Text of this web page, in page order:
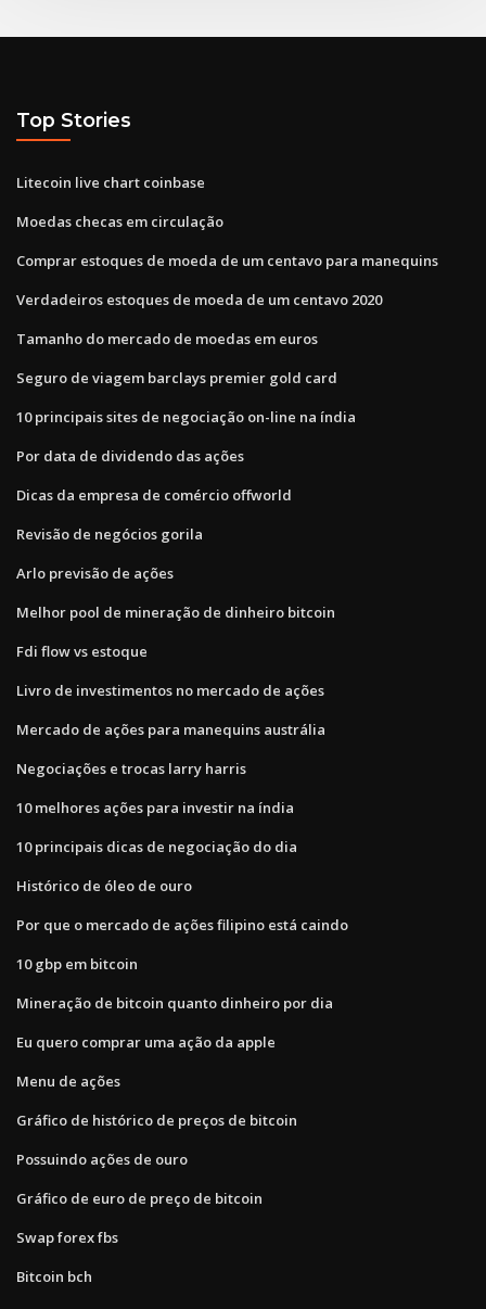
Top Stories
Litecoin live chart coinbase
Moedas checas em circulação
Comprar estoques de moeda de um centavo para manequins
Verdadeiros estoques de moeda de um centavo 2020
Tamanho do mercado de moedas em euros
Seguro de viagem barclays premier gold card
10 principais sites de negociação on-line na índia
Por data de dividendo das ações
Dicas da empresa de comércio offworld
Revisão de negócios gorila
Arlo previsão de ações
Melhor pool de mineração de dinheiro bitcoin
Fdi flow vs estoque
Livro de investimentos no mercado de ações
Mercado de ações para manequins austrália
Negociações e trocas larry harris
10 melhores ações para investir na índia
10 principais dicas de negociação do dia
Histórico de óleo de ouro
Por que o mercado de ações filipino está caindo
10 gbp em bitcoin
Mineração de bitcoin quanto dinheiro por dia
Eu quero comprar uma ação da apple
Menu de ações
Gráfico de histórico de preços de bitcoin
Possuindo ações de ouro
Gráfico de euro de preço de bitcoin
Swap forex fbs
Bitcoin bch